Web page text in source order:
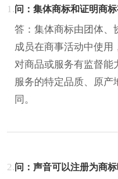
1.问：集体商标和证明商
答：集体商标由团体、
成员在商事活动中使用
对商品或服务有监督能
服务的特定品质、原产
同。
2.问：声音可以注册为商标